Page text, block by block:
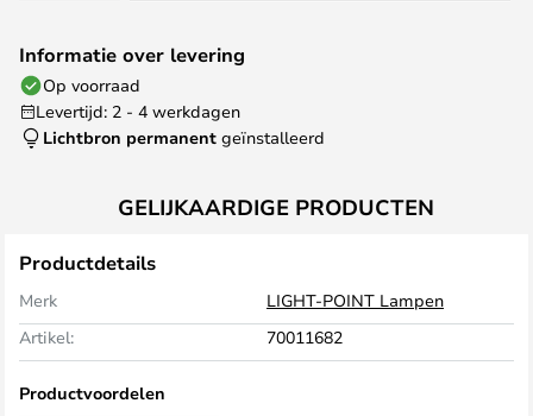
Informatie over levering
Op voorraad
Levertijd: 2 - 4 werkdagen
Lichtbron permanent geïnstalleerd
GELIJKAARDIGE PRODUCTEN
Productdetails
Merk
LIGHT-POINT Lampen
Artikel:
70011682
Productvoordelen